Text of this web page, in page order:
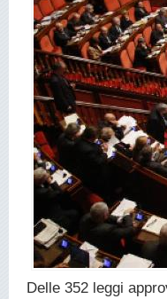
Delle 352 leggi